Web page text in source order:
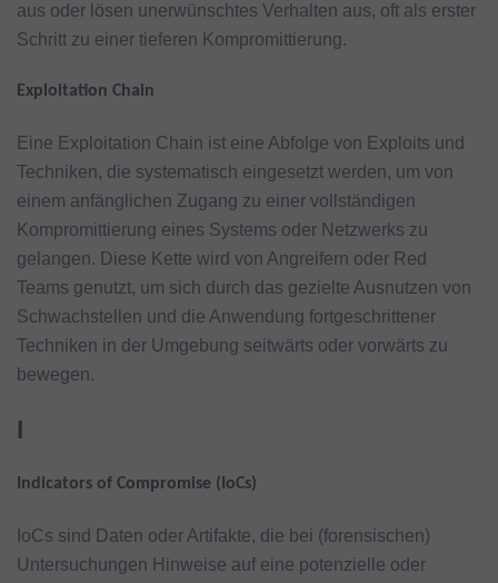
aus oder lösen unerwünschtes Verhalten aus, oft als erster
Schritt zu einer tieferen Kompromittierung.
Exploitation Chain
Eine Exploitation Chain ist eine Abfolge von Exploits und
Techniken, die systematisch eingesetzt werden, um von
einem anfänglichen Zugang zu einer vollständigen
Kompromittierung eines Systems oder Netzwerks zu
gelangen. Diese Kette wird von Angreifern oder Red
Teams genutzt, um sich durch das gezielte Ausnutzen von
Schwachstellen und die Anwendung fortgeschrittener
Techniken in der Umgebung seitwärts oder vorwärts zu
bewegen.
I
Indicators of Compromise (IoCs)
IoCs sind Daten oder Artifakte, die bei (forensischen)
Untersuchungen Hinweise auf eine potenzielle oder